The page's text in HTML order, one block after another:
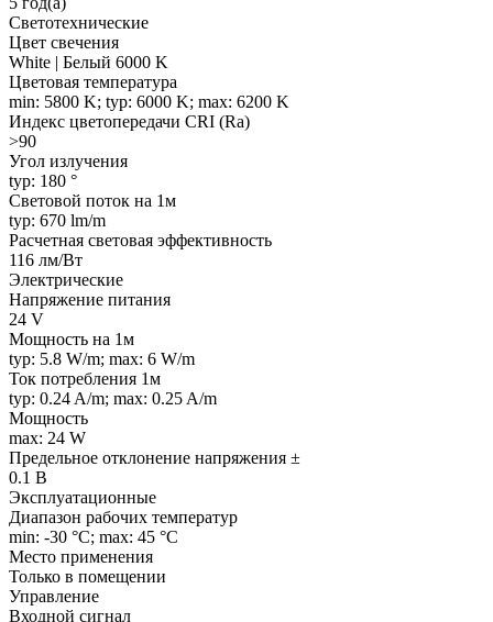
Светотехнические
Цвет свечения
White | Белый 6000 K
Цветовая температура
min: 5800 K; typ: 6000 K; max: 6200 K
Индекс цветопередачи CRI (Ra)
>90
Угол излучения
typ: 180 °
Световой поток на 1м
typ: 670 lm/m
Расчетная световая эффективность
116 лм/Вт
Электрические
Напряжение питания
24 V
Мощность на 1м
typ: 5.8 W/m; max: 6 W/m
Ток потребления 1м
typ: 0.24 A/m; max: 0.25 A/m
Мощность
max: 24 W
Предельное отклонение напряжения ±
0.1 В
Эксплуатационные
Диапазон рабочих температур
min: -30 °C; max: 45 °C
Место применения
Только в помещении
Управление
Входной сигнал